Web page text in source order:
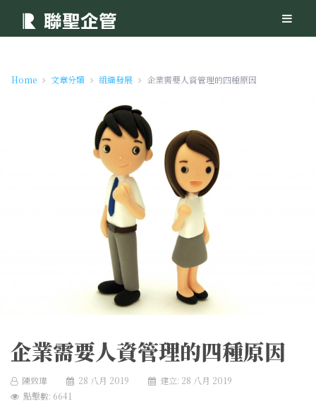
Home 文章分類 組織發展 企業需要人資管理的四種原因
企業需要人資管理的四種原因
陳致瑋 28 八月 2019
建立: 28 八月 2019
點擊數: 6641